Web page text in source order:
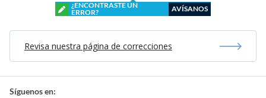
¿ENCONTRASTE UN
ERROR?
AVÍSANOS
Revisa nuestra página de correcciones
Síguenos en: